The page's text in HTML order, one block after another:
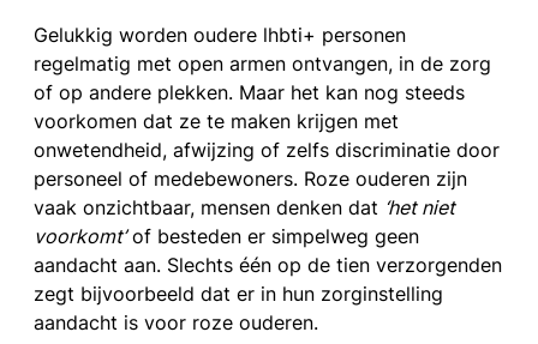
Gelukkig worden oudere lhbti+ personen
regelmatig met open armen ontvangen, in de zorg
of op andere plekken. Maar het kan nog steeds
voorkomen dat ze te maken krijgen met
onwetendheid, afwijzing of zelfs discriminatie door
personeel of medebewoners. Roze ouderen zijn
vaak onzichtbaar, mensen denken dat ‘het niet
voorkomt’of besteden er simpelweg geen
aandacht aan. Slechts één op de tien verzorgenden
zegt bijvoorbeeld dat er in hun zorginstelling
aandacht is voor roze ouderen.